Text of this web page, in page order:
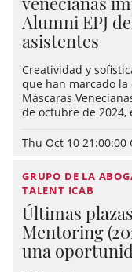
Alumni EPJ
asistentes
Creatividad y
que han marcado la
Máscaras
de octubre de 2024,
Thu Oct 10 21:00:00
GRUPO DE LA
TALENT ICAB
Últimas
Mentoring
una